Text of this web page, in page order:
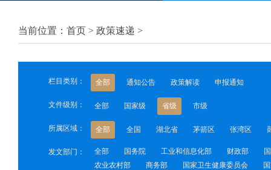
当前位置：首页 > 政策速递 >
栏目类别： 全部 通知公告 政策解读 申报通知
文件级别： 全部 国家级 省级 市级
所属区域： 全部 全国 湖北省 茅箭区 张湾区
发文部门： 全部 国务院 工业和信息化部 财政部
农业农村部
商务部 国家卫生健康委员会